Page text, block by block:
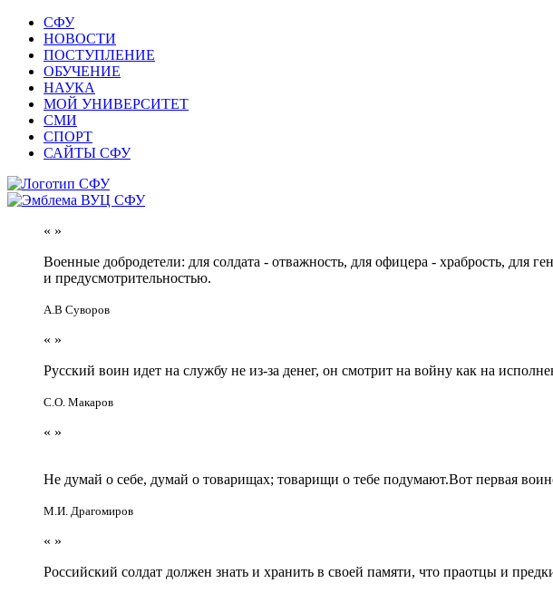
СФУ
НОВОСТИ
ПОСТУПЛЕНИЕ
ОБУЧЕНИЕ
НАУКА
МОЙ УНИВЕРСИТЕТ
СМИ
СПОРТ
САЙТЫ СФУ
« »
Военные добродетели: для солдата - отважность, для офицера - храбрость, для
и предусмотрительностью.
А.В Суворов
« »
Русский воин идет на службу не из-за денег, он смотрит на войну как на
С.О. Макаров
« »
Не думай о себе, думай о товарищах; товарищи о тебе подумают.Вот первая
М.И. Драгомиров
« »
Российский солдат должен знать и хранить в своей памяти, что праотцы и